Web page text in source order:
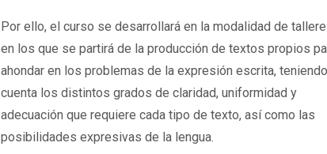
Por ello, el curso se desarrollará en la modalidad de
en los que se partirá de la producción de textos propios
ahondar en los problemas de la expresión escrita,
cuenta los distintos grados de claridad, uniformidad y
adecuación que requiere cada tipo de texto, así como las
posibilidades expresivas de la lengua.